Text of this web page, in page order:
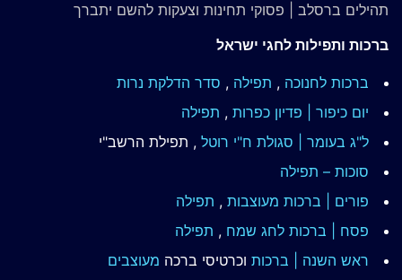
תהילים ברסלב | פסוקי תחינות וצעקות להשם יתברך
ברכות ותפילות לחגי ישראל
ברכות לחנוכה , תפילה , סדר הדלקת נרות
יום כיפור | פדיון כפרות , תפילה
ל"ג בעומר | סגולת ח"י רוטל , תפילת הרשב"י
סוכות – תפילה
פורים | ברכות מעוצבות , תפילה
פסח | ברכות לחג שמח , תפילה
ראש השנה | ברכות וכרטיסי ברכה מעוצבים